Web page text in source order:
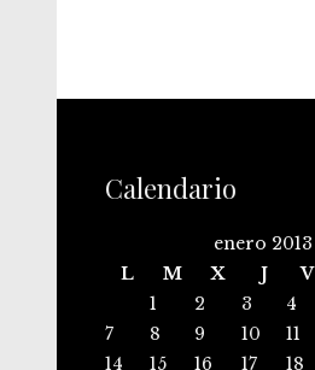
Calendario
enero 2013
L
M X J V
1
2 3 4
7
8 9 10 11
14
15 16 17 18